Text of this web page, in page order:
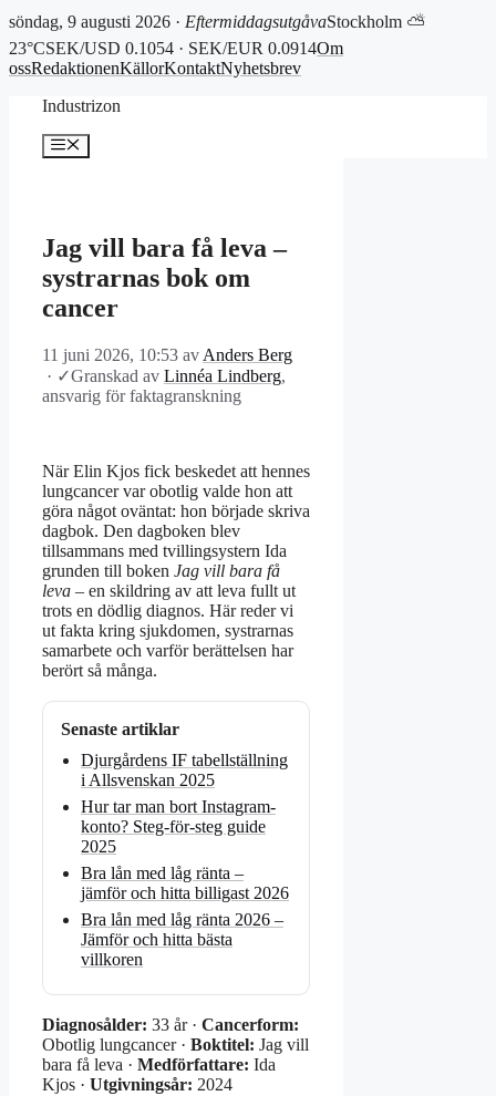
söndag, 9 augusti 2026 · EftermiddagsutgåvaStockholm ⛅
23°CSEK/USD 0.1054 · SEK/EUR 0.0914Om
ossRedaktionenKällorKontaktNyhetsbrev
Industrizon
Meny
Jag vill bara få leva –
systrarnas bok om
cancer
11 juni 2026, 10:53 av Anders Berg
· ✓Granskad av Linnéa Lindberg,
ansvarig för faktagranskning
När Elin Kjos fick beskedet att hennes
lungcancer var obotlig valde hon att
göra något oväntat: hon började skriva
dagbok. Den dagboken blev
tillsammans med tvillingsystern Ida
grunden till boken Jag vill bara få
leva – en skildring av att leva fullt ut
trots en dödlig diagnos. Här reder vi
ut fakta kring sjukdomen, systrarnas
samarbete och varför berättelsen har
berört så många.
Senaste artiklar
Djurgårdens IF tabellställning
i Allsvenskan 2025
Hur tar man bort Instagram-
konto? Steg-för-steg guide
2025
Bra lån med låg ränta –
jämför och hitta billigast 2026
Bra lån med låg ränta 2026 –
Jämför och hitta bästa
villkoren
Diagnosålder: 33 år · Cancerform:
Obotlig lungcancer · Boktitel: Jag vill
bara få leva · Medförfattare: Ida
Kjos · Utgivningsår: 2024